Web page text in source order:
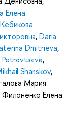
Елена
Кебикова
,Daria
Dmitrieva,
Petrovtseva,
Shanskov,
Мария
,Филоненко Елена